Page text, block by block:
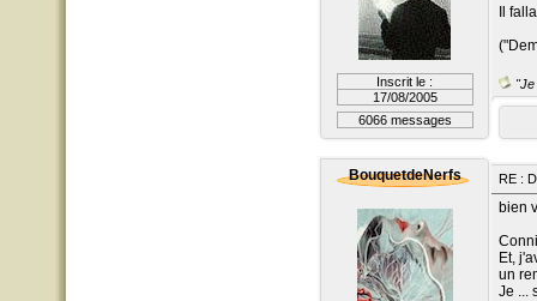
Inscrit le :
17/08/2005
6066 messages
Il
BouquetdeNerfs RE :
bien
Et,
un
Je ...